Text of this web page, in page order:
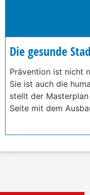
Die gesunde
Prävention ist nicht
Sie ist auch die
stellt der
Seite mit dem